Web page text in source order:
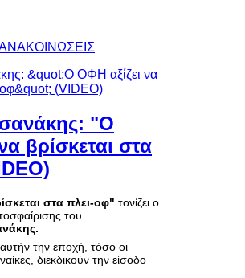
"Ο
βρίσκεται στα
στα πλει-οφ" τονίζει ο
του
αυτήν την εποχή, τόσο οι
διεκδικούν την είσοδο